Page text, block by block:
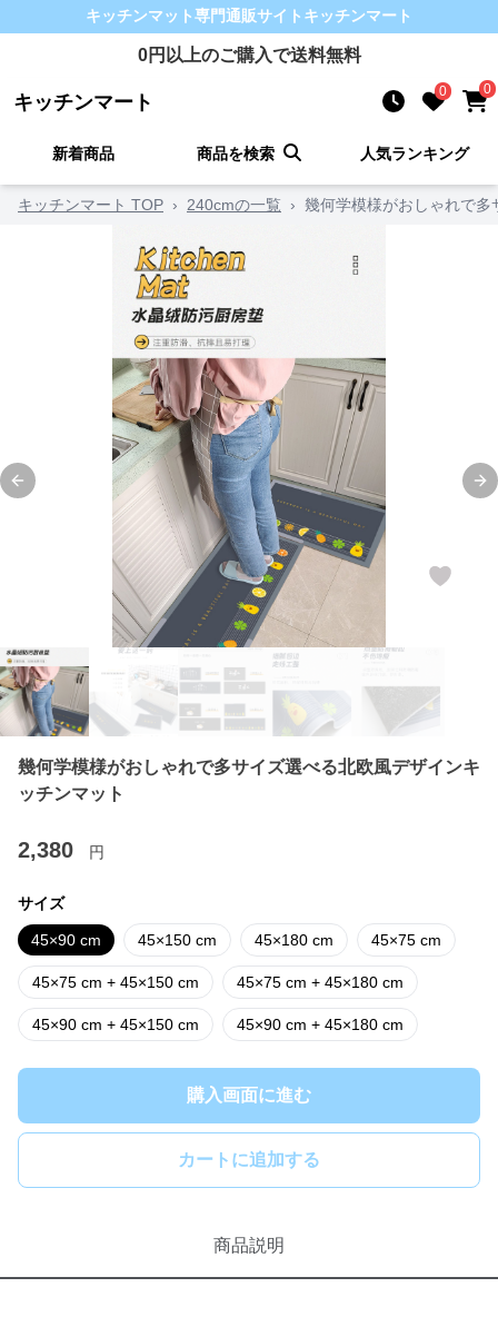
キッチンマット専門通販サイト キッチンマート
0円以上のご購入で送料無料
キッチンマート 0 0
新着商品 商品を検索 人気ランキング
キッチンマート TOP › 240cmの一覧 › 幾何学模様がおしゃれで
Previous slide
幾何学模様がおしゃれで多サイズ選べる北欧風デザインキ
ッチンマット
2,380 円
サイズ
45×90 cm 45×150 cm 45×180 cm 45×75 cm
45×75 cm + 45×150 cm 45×75 cm + 45×180 cm
45×90 cm + 45×150 cm 45×90 cm + 45×180 cm
購入画面に進む
カートに追加する
商品説明